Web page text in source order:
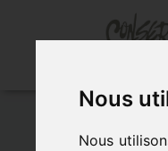
Nous
Nous